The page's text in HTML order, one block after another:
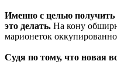
Именно с целью получить
это делать. На кону
марионеток
Судя по тому, что новая